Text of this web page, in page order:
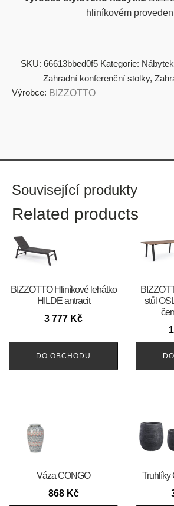
hliníkovém
SKU: 66613bbed0f5 Kategorie:
Zahradní konferenční stolky,
Výrobce: BIZZOTTO
Související produkty
Related products
BIZZOTTO Hliníkové lehátko
HILDE antracit
3 777 Kč
DO OBCHODU
stůl
Váza CONGO
868 Kč
Truhlíky